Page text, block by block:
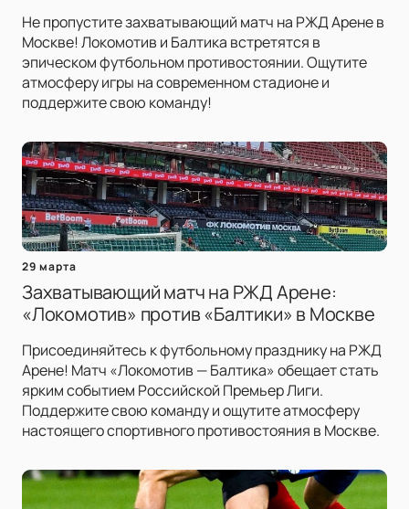
Не пропустите захватывающий матч на РЖД Арене в
Москве! Локомотив и Балтика встретятся в
эпическом футбольном противостоянии. Ощутите
атмосферу игры на современном стадионе и
поддержите свою команду!
29 марта
Захватывающий матч на РЖД Арене:
«Локомотив» против «Балтики» в Москве
Присоединяйтесь к футбольному празднику на РЖД
Арене! Матч «Локомотив — Балтика» обещает стать
ярким событием Российской Премьер Лиги.
Поддержите свою команду и ощутите атмосферу
настоящего спортивного противостояния в Москве.